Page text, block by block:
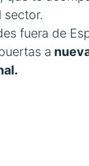
sector.
fuera de
a